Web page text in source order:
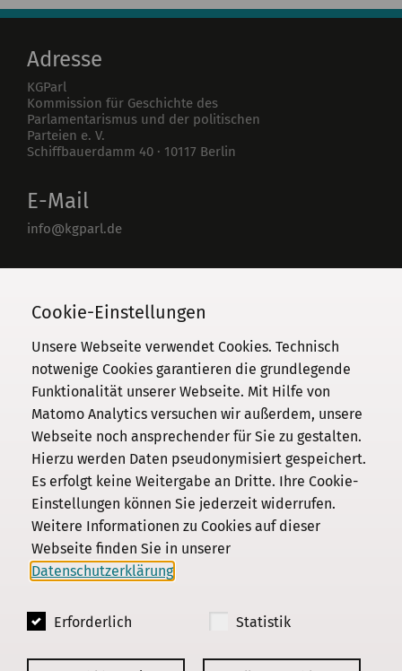
Adresse
KGParl
Kommission für Geschichte des
Parlamentarismus und der politischen
Parteien e. V.
Schiffbauerdamm 40 · 10117 Berlin
E-Mail
info@kgparl.de
030 / 206 33 94-0
Kommission
Institut
Forschung
Publikationen
Datenschutz
Impressum
Kontakt
© 2018 - 2026KGParl
Cookie-Einstellungen
Unsere Webseite verwendet Cookies. Technisch
notwenige Cookies garantieren die grundlegende
Funktionalität unserer Webseite. Mit Hilfe von
Matomo Analytics versuchen wir außerdem, unsere
Webseite noch ansprechender für Sie zu gestalten.
Hierzu werden Daten pseudonymisiert gespeichert.
Es erfolgt keine Weitergabe an Dritte. Ihre Cookie-
Einstellungen können Sie jederzeit widerrufen.
Weitere Informationen zu Cookies auf dieser
Webseite finden Sie in unserer
Datenschutzerklärung
Erforderlich Statistik